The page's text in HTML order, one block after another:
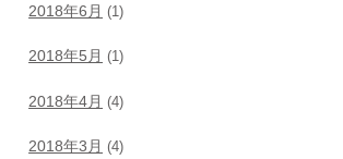
2018年6月 (1)
2018年5月 (1)
2018年4月 (4)
2018年3月 (4)